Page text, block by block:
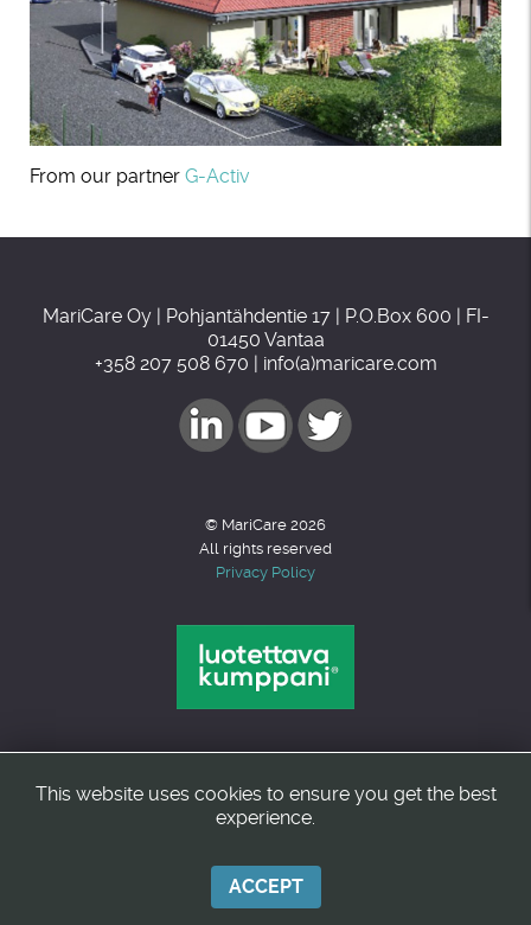
From our partner G-Activ
MariCare Oy | Pohjantähdentie 17 | P.O.Box 600 | FI-
01450 Vantaa
+358 207 508 670 | info(a)maricare.com
© MariCare 2026
All rights reserved
Privacy Policy
Back to top
This website uses cookies to ensure you get the best
experience.
ACCEPT